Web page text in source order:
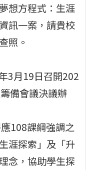
想方程式：生涯
訊一案，請貴校
照。
3月19日召開202
備會議決議辦
108課綱強調之
涯探索」及「升
念，協助學生探